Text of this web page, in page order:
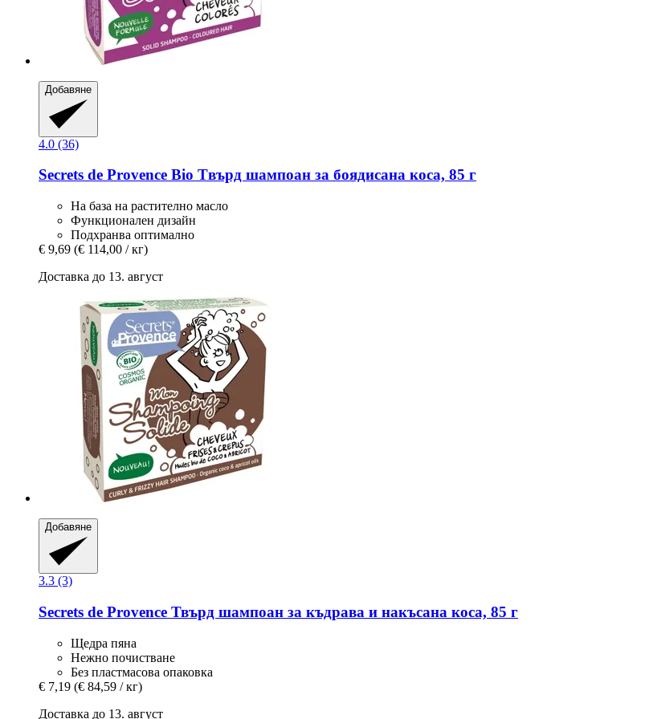
Добавяне
4.0 (36)
Secrets de Provence Bio Tвърд шампоан за боядисана коса, 85 г
На база на растително масло
Функционален дизайн
Подхранва оптимално
€ 9,69 (€ 114,00 / кг)
Доставка до 13. август
Добавяне
3.3 (3)
Secrets de Provence Твърд шампоан за къдрава и накъсана коса, 85 г
Щедра пяна
Нежно почистване
Без пластмасова опаковка
€ 7,19 (€ 84,59 / кг)
Доставка до 13. август